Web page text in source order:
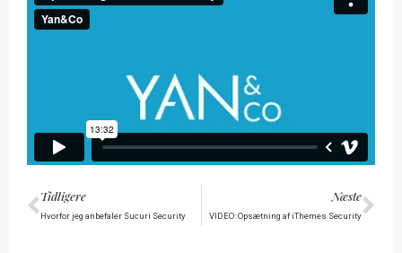
Tidligere
Tidligere
Hvorfor jeg anbefaler Sucuri Security
Næste
VIDEO: Opsætning af iThemes Security